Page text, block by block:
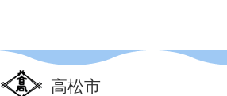
高松市